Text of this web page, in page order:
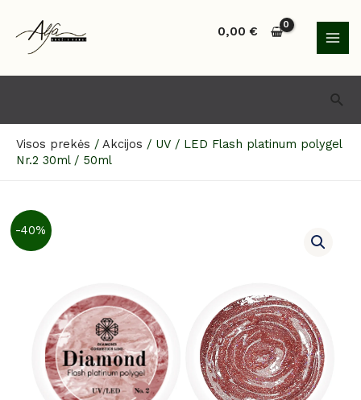
turinio
0,00€
Visos prekės / Akcijos / UV / LED Flash platinum polygel
Nr.2 30ml / 50ml
-40%
produkto
kiekis:
platinum
polygel